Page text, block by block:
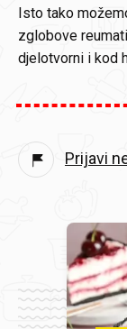
Isto tako
zglobove
djelotvorni i kod
Prijavi